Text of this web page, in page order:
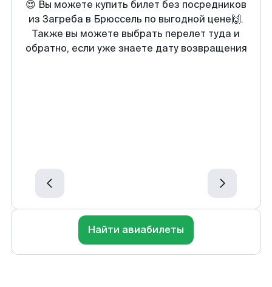
😍 Вы можете купить билет без посредников
из Загреба в Брюссель по выгодной цене🙌.
Также вы можете выбрать перелет туда и
обратно, если уже знаете дату возвращения
Найти авиабилеты